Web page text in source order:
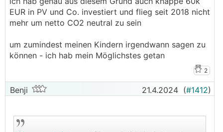
EUR in PV und Co. investiert und flieg seit 2018 nicht
mehr um netto CO2 neutral zu sein
um zumindest meinen Kindern irgendwann sagen zu
können - ich hab mein Möglichstes getan
2
Benji 21.4.2024 (#1412)